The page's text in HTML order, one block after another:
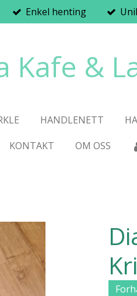
Enkel henting
Kafe &
HANDLENETT
KONTAKT
OM OSS